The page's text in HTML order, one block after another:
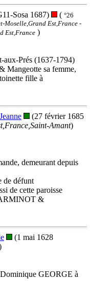
Sosa 1687) ( °26
Moselle,Grand Est,France -
Est,France )
Prés (1637-1794)
Mangeotte sa femme,
fille à
(27 février 1685
Amant)
demeurant depuis
de défunt
de cette paroisse
&
(1 mai 1628
GEORGE à